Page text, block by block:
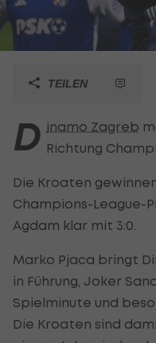
TEILEN
D inamo Zagreb
Richtung
Die Kroaten
Champions-League-
Agdam klar mit 3:0.
Marko Pjaca bringt
in Führung, Joker
Spielminute und
Die Kroaten sind